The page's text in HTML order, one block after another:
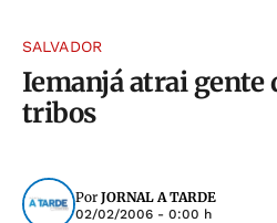
SALVADOR
Iemanjá atrai gente
tribos
Por JORNAL A TARDE
02/02/2006 - 0:00 h